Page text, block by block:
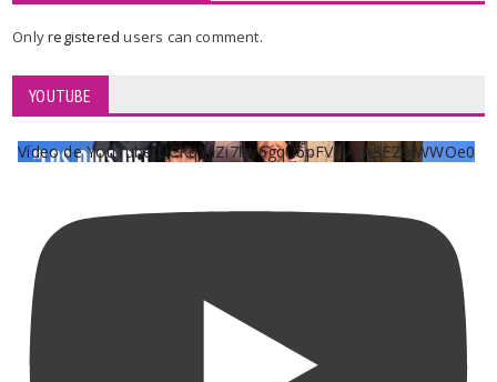
Onlyregisteredusers can comment.
YOUTUBE
Vídeo de YouTube UCKqYjiZi7lzy6gqU6pFVFiA_A3EZ9JWWOe0